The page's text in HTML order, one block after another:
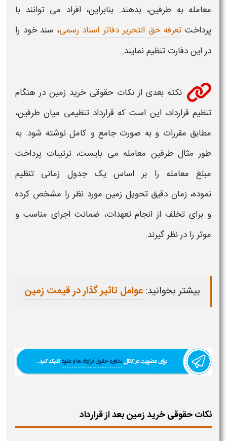
معامله به طرفین، بدهند. بنابراین، افراد می توانند با
پرداخت تعرفه حق التحریر دفاتر اسناد رسمی، سند خود را
در این دفارت تنظیم نمایند.
نکته بعدی ازنکات حقوقی خرید زمین در هنگام
تنظیم قرارداد، این است که قرارداد تنظیمی میان طرفین،
مطابق مقررات و به صورت جامع و کامل نوشته شود. به
طور مثال طرفین معامله می بایست، ترتیبات پرداخت
مبلغ معامله را بر اساس یک جدول زمانی تنظیم
نموده، زمان دقیق تحویل زمینمورد نظر را مشخص کرده
و برای تخلف از انجام تعهدات، ضمانت اجرای مناسب و
موثر را در نظر گیرند.
بیشتر بخوانید:عوامل تاثیر گذار در قیمت زمین
نکات حقوقی خرید زمین بعد از قرارداد